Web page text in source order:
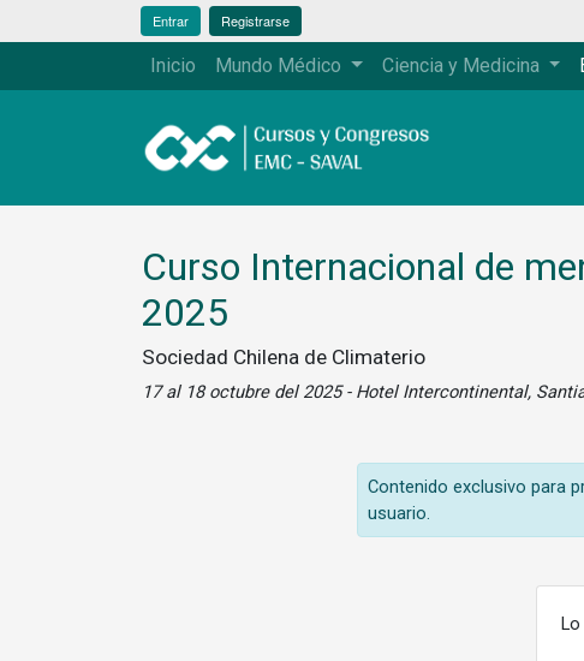
Entrar Registrarse
Inicio Mundo Médico Ciencia y Medicina
Curso Internacional de
2025
Sociedad Chilena de Climaterio
17 al 18 octubre del 2025 - Hotel Intercontinental,
Contenido exclusivo para
usuario.